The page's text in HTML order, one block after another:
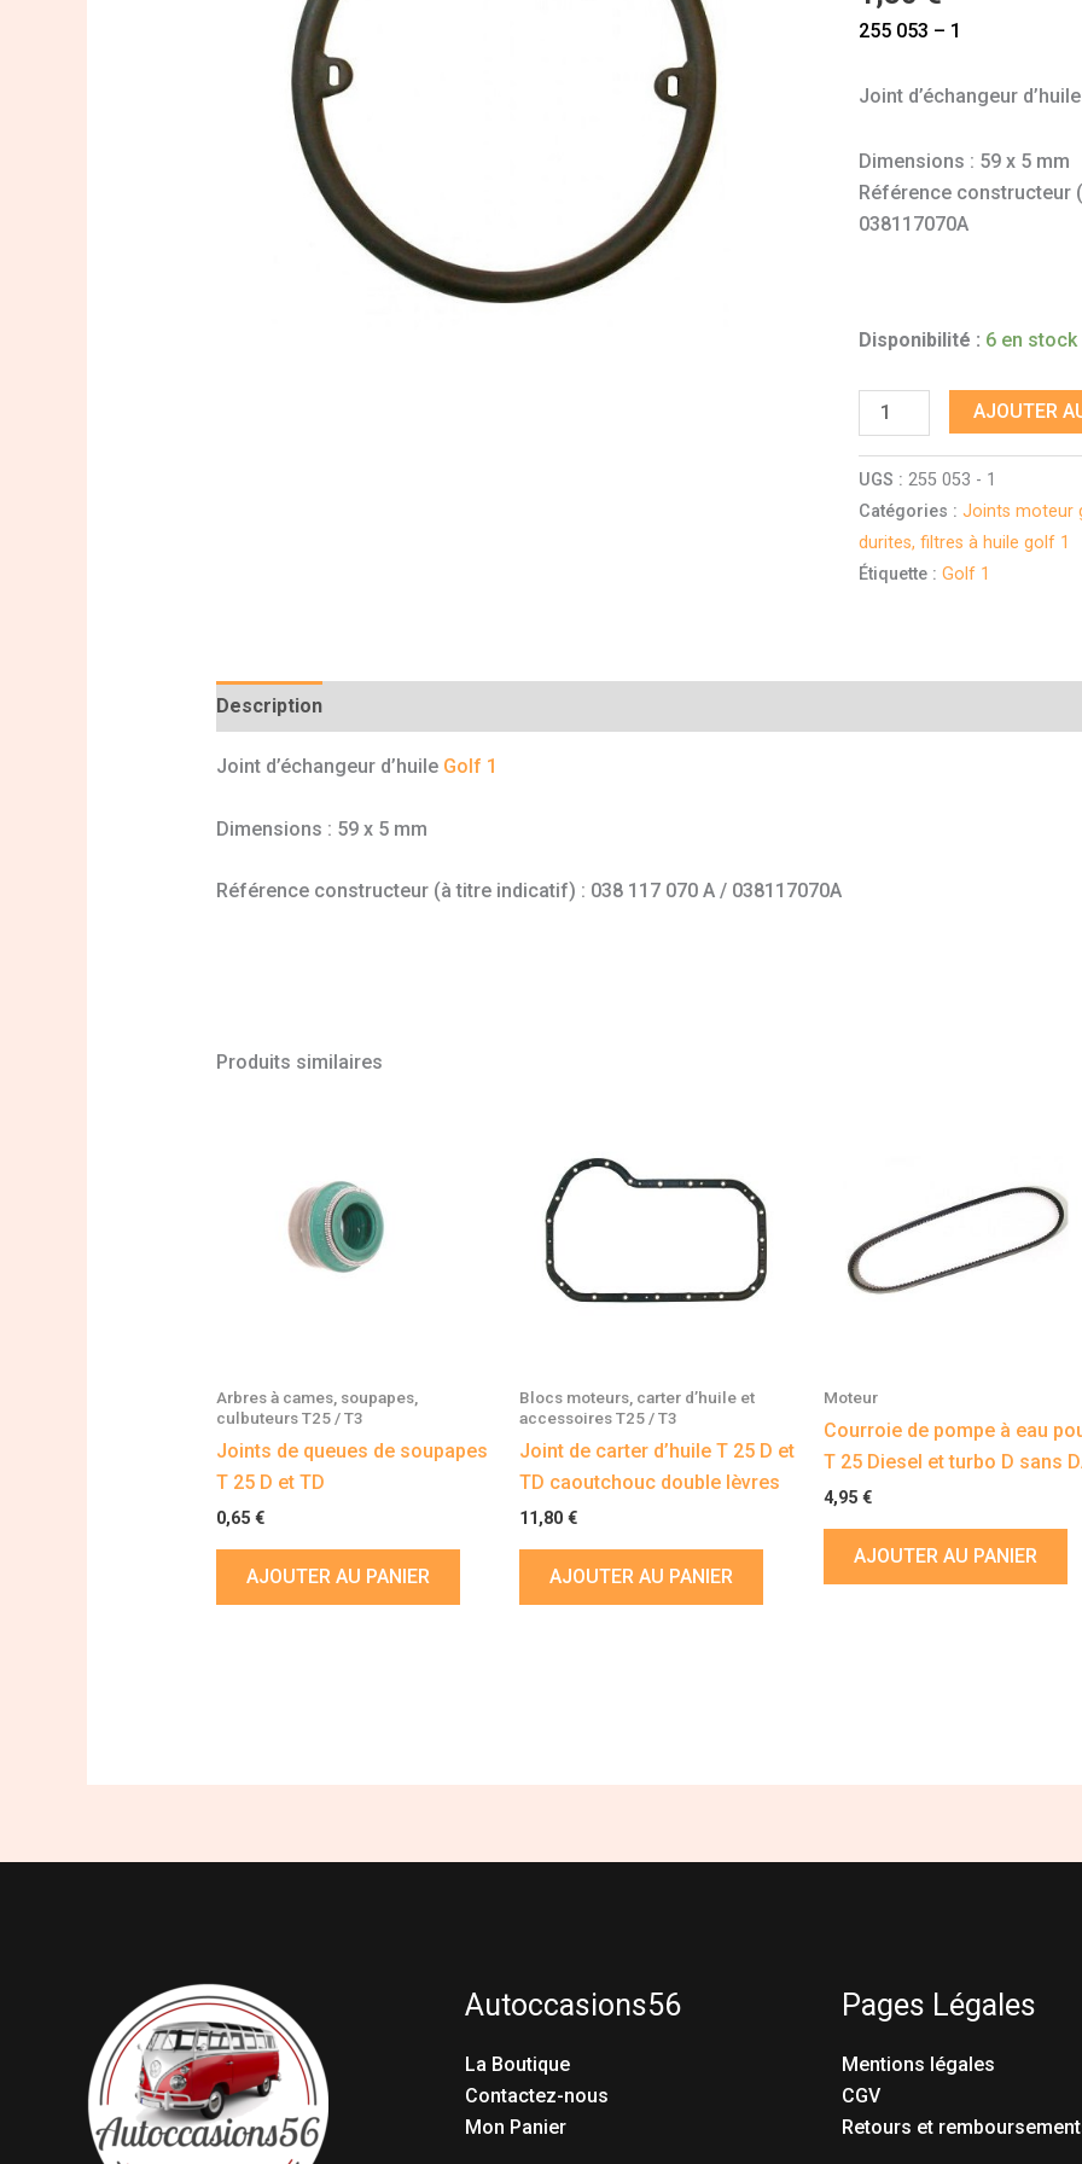
255 053 – 1
Joint d’échangeur
Dimensions : 59 x 5 mm
Référence constructeur
038117070A
Disponibilité : 6 en
AJOUTER
UGS :255 053 - 1
Catégories :Joints moteur
durites, filtres à huile golf 1
Étiquette :Golf 1
Description
Joint d’échangeur d’huile Golf 1
Dimensions : 59 x 5 mm
Référence constructeur (à titre indicatif) : 038 117 070 A / 038117070A
Produits similaires
Arbres à cames, soupapes,
culbuteurs T25 / T3
Joints de queues de soupapes
T 25 D et TD
0,65 €
AJOUTER AU PANIER
Blocs moteurs, carter d’huile et
accessoires T25 / T3
Joint de carter d’huile T 25 D et
TD caoutchouc double lèvres
11,80€
AJOUTER AU PANIER
Moteur
Courroie de pompe à eau
T 25 Diesel et turbo D sans
4,95 €
AJOUTER AU PANIER
Autoccasions56
La Boutique
Contactez-nous
Mon Panier
Pages Légales
Mentions légales
CGV
Retours et